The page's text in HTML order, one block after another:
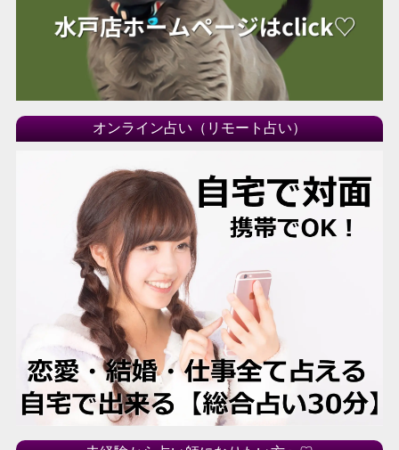
オンライン占い（リモート占い）